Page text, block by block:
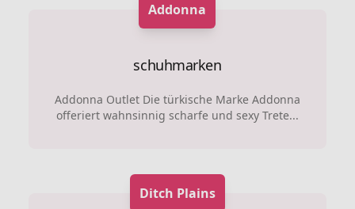
Addonna
schuhmarken
Addonna Outlet Die türkische Marke Addonna
offeriert wahnsinnig scharfe und sexy Trete...
Ditch Plains